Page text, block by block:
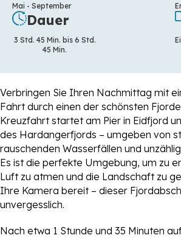
Mai - September
Dauer
3 Std. 45 Min. bis 6 Std.
45 Min.
Verbringen Sie Ihren Nachmittag mit
Fahrt durch einen der schönsten
Kreuzfahrt startet am Pier in Eidfjord
des Hardangerfjords – umgeben von
rauschenden Wasserfällen und
Es ist die perfekte Umgebung, um zu
Luft zu atmen und die Landschaft zu
Ihre Kamera bereit – dieser
unvergesslich.
Nach etwa 1 Stunde und 35 Minuten